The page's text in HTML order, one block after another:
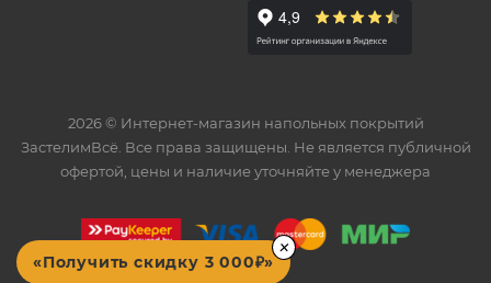
2026 © Интернет-магазин напольных покрытий
ЗастелимВсё. Все права защищены. Не является публичной
офертой, цены и наличие уточняйте у менеджера
×
«Получить скидку 3 000₽»